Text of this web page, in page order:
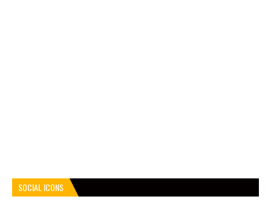
SOCIAL ICONS